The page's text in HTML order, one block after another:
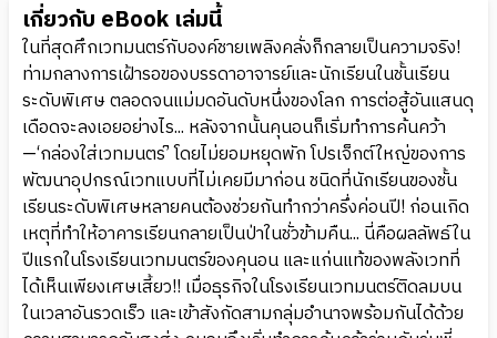
เกี่ยวกับ eBook เล่มนี้
ในที่สุดศึกเวทมนตร์กับองค์ชายเพลิงคลั่งก็กลายเป็นความจริง!
ท่ามกลางการเฝ้ารอของบรรดาอาจารย์และนักเรียนในชั้นเรียน
ระดับพิเศษ ตลอดจนแม่มดอันดับหนึ่งของโลก การต่อสู้อันแสนดุ
เดือดจะลงเอยอย่างไร... หลังจากนั้นคุนอนก็เริ่มทำการค้นคว้า
—‘กล่องใส่เวทมนตร์’ โดยไม่ยอมหยุดพัก โปรเจ็กต์ใหญ่ของการ
พัฒนาอุปกรณ์เวทแบบที่ไม่เคยมีมาก่อน ชนิดที่นักเรียนของชั้น
เรียนระดับพิเศษหลายคนต้องช่วยกันทำกว่าครึ่งค่อนปี! ก่อนเกิด
เหตุที่ทำให้อาคารเรียนกลายเป็นป่าในชั่วข้ามคืน... นี่คือผลลัพธ์ใน
ปีแรกในโรงเรียนเวทมนตร์ของคุนอน และแก่นแท้ของพลังเวทที่
ได้เห็นเพียงเศษเสี้ยว!! เมื่อธุรกิจในโรงเรียนเวทมนตร์ติดลมบน
ในเวลาอันรวดเร็ว และเข้าสังกัดสามกลุ่มอำนาจพร้อมกันได้ด้วย